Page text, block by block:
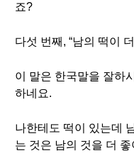
죠?
다섯 번째, “남의 떡이
이 말은 한국말을 잘하
하네요.
나한테도 떡이 있는데
는 것은 남의 것을 더